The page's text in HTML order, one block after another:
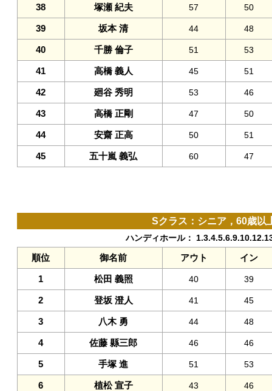
38 塚瀬 紀夫 57 50
39 坂本 清 44 48
40 千勝 倫子 51 53
41 高橋 義人 45 51
42 廻谷 秀明 53 46
43 高橋 正剛 47 50
44 安齋 正高 50 51
45 五十嵐 義弘 60 47
Sクラス：シニア，60歳以
ハンディホール：
順位 御名前 アウト イン
1 松田 義照 40 39
2 登坂 澄人 41 45
3 八木 勇 44 48
4 佐藤 縣三郎 46 46
5 手塚 進 51 53
6 植松 宣子 43 46